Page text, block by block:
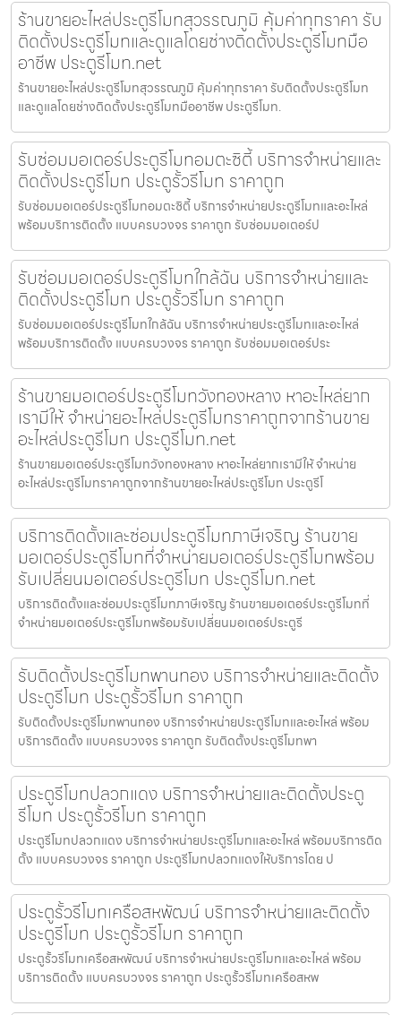
ร้านขายอะไหล่ประตูรีโมทสุวรรณภูมิ คุ้มค่าทุกราคา รับ
ติดตั้งประตูรีโมทและดูแลโดยช่างติดตั้งประตูรีโมทมือ
อาชีพ ประตูรีโมท.net
ร้านขายอะไหล่ประตูรีโมทสุวรรณภูมิ คุ้มค่าทุกราคา รับติดตั้งประตูรีโมท
และดูแลโดยช่างติดตั้งประตูรีโมทมืออาชีพ ประตูรีโมท.
รับซ่อมมอเตอร์ประตูรีโมทอมตะซิตี้ บริการจำหน่ายและ
ติดตั้งประตูรีโมท ประตูรั้วรีโมท ราคาถูก
รับซ่อมมอเตอร์ประตูรีโมทอมตะซิตี้ บริการจำหน่ายประตูรีโมทและอะไหล่
พร้อมบริการติดตั้ง แบบครบวงจร ราคาถูก รับซ่อมมอเตอร์ป
รับซ่อมมอเตอร์ประตูรีโมทใกล้ฉัน บริการจำหน่ายและ
ติดตั้งประตูรีโมท ประตูรั้วรีโมท ราคาถูก
รับซ่อมมอเตอร์ประตูรีโมทใกล้ฉัน บริการจำหน่ายประตูรีโมทและอะไหล่
พร้อมบริการติดตั้ง แบบครบวงจร ราคาถูก รับซ่อมมอเตอร์ประ
ร้านขายมอเตอร์ประตูรีโมทวังทองหลาง หาอะไหล่ยาก
เรามีให้ จำหน่ายอะไหล่ประตูรีโมทราคาถูกจากร้านขาย
อะไหล่ประตูรีโมท ประตูรีโมท.net
ร้านขายมอเตอร์ประตูรีโมทวังทองหลาง หาอะไหล่ยากเรามีให้ จำหน่าย
อะไหล่ประตูรีโมทราคาถูกจากร้านขายอะไหล่ประตูรีโมท ประตูรีโ
บริการติดตั้งและซ่อมประตูรีโมทภาษีเจริญ ร้านขาย
มอเตอร์ประตูรีโมทที่จำหน่ายมอเตอร์ประตูรีโมทพร้อม
รับเปลี่ยนมอเตอร์ประตูรีโมท ประตูรีโมท.net
บริการติดตั้งและซ่อมประตูรีโมทภาษีเจริญ ร้านขายมอเตอร์ประตูรีโมทที่
จำหน่ายมอเตอร์ประตูรีโมทพร้อมรับเปลี่ยนมอเตอร์ประตูรี
รับติดตั้งประตูรีโมทพานทอง บริการจำหน่ายและติดตั้ง
ประตูรีโมท ประตูรั้วรีโมท ราคาถูก
รับติดตั้งประตูรีโมทพานทอง บริการจำหน่ายประตูรีโมทและอะไหล่ พร้อม
บริการติดตั้ง แบบครบวงจร ราคาถูก รับติดตั้งประตูรีโมทพา
ประตูรีโมทปลวกแดง บริการจำหน่ายและติดตั้งประตู
รีโมท ประตูรั้วรีโมท ราคาถูก
ประตูรีโมทปลวกแดง บริการจำหน่ายประตูรีโมทและอะไหล่ พร้อมบริการติด
ตั้ง แบบครบวงจร ราคาถูก ประตูรีโมทปลวกแดงให้บริการโดย ป
ประตูรั้วรีโมทเครือสหพัฒน์ บริการจำหน่ายและติดตั้ง
ประตูรีโมท ประตูรั้วรีโมท ราคาถูก
ประตูรั้วรีโมทเครือสหพัฒน์ บริการจำหน่ายประตูรีโมทและอะไหล่ พร้อม
บริการติดตั้ง แบบครบวงจร ราคาถูก ประตูรั้วรีโมทเครือสหพ